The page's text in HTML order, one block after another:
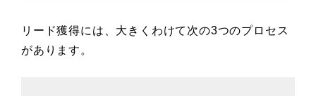
リード獲得には、大きくわけて次の3つのプロセス
があります。